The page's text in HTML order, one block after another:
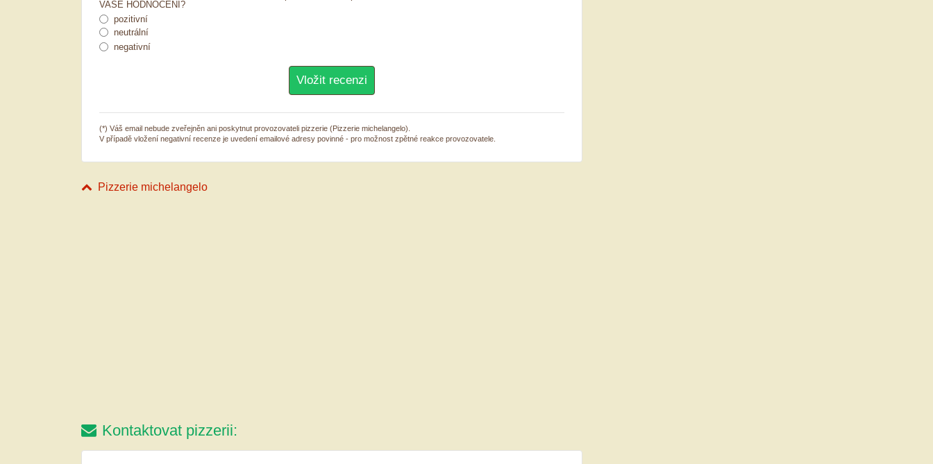
VAŠE HODNOCENÍ?
pozitivní
neutrální
negativní
(*) Váš email nebude zveřejněn ani poskytnut provozovateli pizzerie (Pizzerie michelangelo).
V případě vložení negativní recenze je uvedení emailové adresy povinné - pro možnost zpětné reakce provozovatele.
Pizzerie michelangelo
Kontaktovat pizzerii: